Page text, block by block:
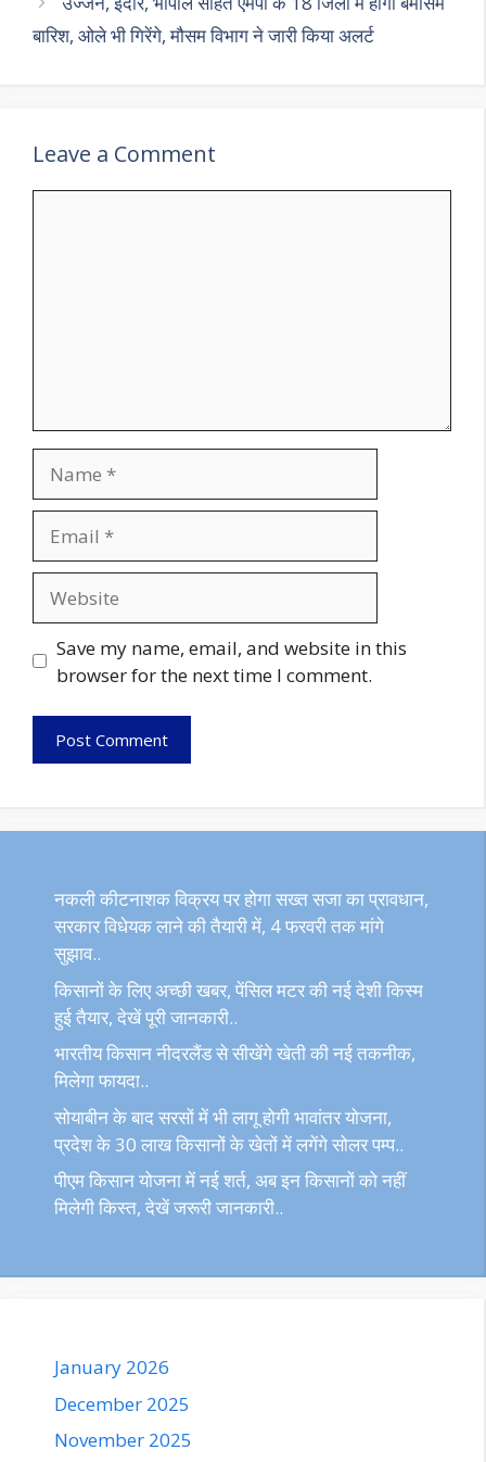
बारिश, ओले भी गिरेंगे, मौसम विभाग ने जारी किया अलर्ट
Leave a Comment
Save my name, email, and website in this
browser for the next time I comment.
नकली कीटनाशक विक्रय पर होगा सख्त सजा का प्रावधान,
सरकार विधेयक लाने की तैयारी में, 4 फरवरी तक मांगे
सुझाव..
किसानों के लिए अच्छी खबर, पेंसिल मटर की नई देशी किस्म
हुई तैयार, देखें पूरी जानकारी..
भारतीय किसान नीदरलैंड से सीखेंगे खेती की नई तकनीक,
मिलेगा फायदा..
सोयाबीन के बाद सरसों में भी लागू होगी भावांतर योजना,
प्रदेश के 30 लाख किसानों के खेतों में लगेंगे सोलर पम्प..
पीएम किसान योजना में नई शर्त, अब इन किसानों को नहीं
मिलेगी किस्त, देखें जरूरी जानकारी..
January 2026
December 2025
November 2025